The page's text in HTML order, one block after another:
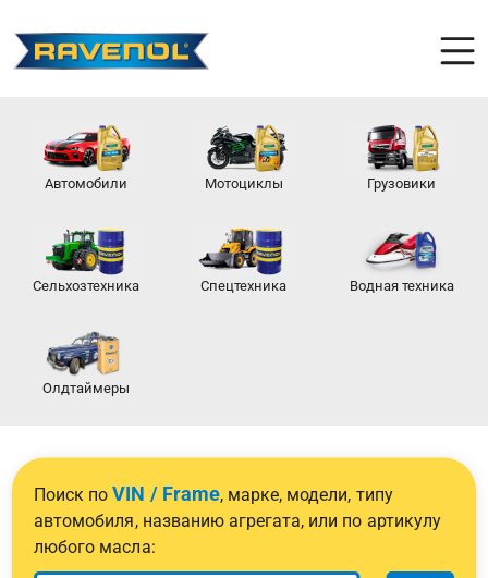
Автомобили Мотоциклы Грузовики
Сельхозтехника Спецтехника Водная техника
Олдтаймеры
Поиск поVIN / Frame, марке, модели, типу
автомобиля, названию агрегата, или по артикулу
любого масла: